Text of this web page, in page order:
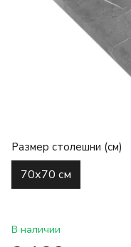
Размер столешни (см)
70х70 см
В наличии